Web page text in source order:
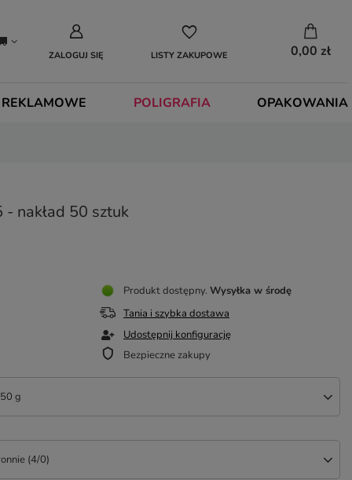
ZALOGUJ SIĘ LISTY ZAKUPOWE 0,00 zł
POLIGRAFIA OPAKOWANIA
nakład 50 sztuk
g
(4/0)
Produkt dostępny Wysyłka w środę
Tania i szybka dostawa
Udostępnij konfigurację
Bezpieczne zakupy